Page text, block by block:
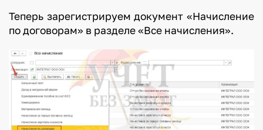
Теперь зарегистрируем документ «Начисление
по договорам» в разделе «Все начисления».